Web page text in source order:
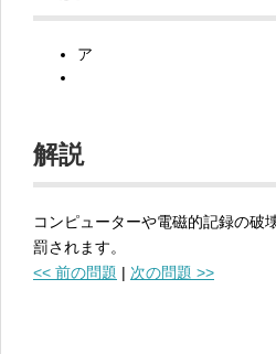
ア
解説
コンピューターや電磁的記録の破
罰されます。
<< 前の問題 | 次の問題 >>